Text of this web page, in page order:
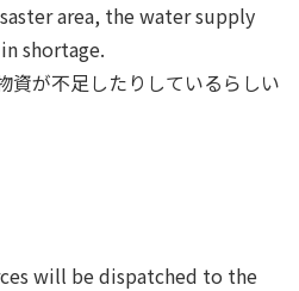
area, the water supply
shortage.
資が不足したりしているらしい
will be dispatched to the